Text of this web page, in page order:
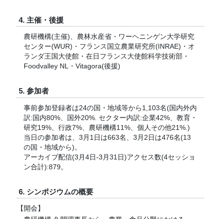
4. 主催・後援
農研機構(主催)、農林水産省・ワーヘニンゲン大学研究
センター(WUR)・フランス国立農業研究所(INRAE)・オ
ランダ王国大使館・在日フランス大使館科学技術部・
Foodvalley NL・Vitagora(後援)
5. 参加者
事前参加登録者は24の国・地域等から1,103名(国内外内
訳:国内80%、国外20%. セクター内訳:企業42%、教育・
研究19%、行政7%、農研機構11%、個人その他21%.)
当日の参加者は、3月1日は663名、3月2日は476名(13
の国・地域から)。
アーカイブ配信(3月4日-3月31日)アクセス数(4セッショ
ン合計):879。
6. シンポジウムの概要
【開会】